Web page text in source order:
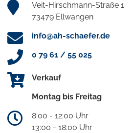
Veit-Hirschmann-Straße 1
73479 Ellwangen
info@ah-schaefer.de
0 79 61 / 55 025
Verkauf
Montag bis Freitag
8:00 - 12:00 Uhr
13:00 - 18:00 Uhr